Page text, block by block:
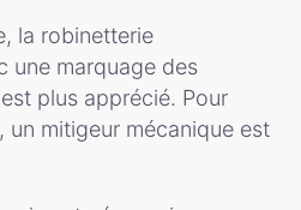
la robinetterie
une marquage des
plus apprécié. Pour
un mitigeur mécanique est